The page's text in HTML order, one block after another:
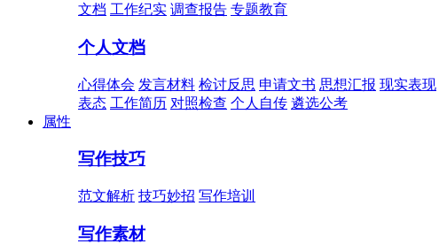
文档 工作纪实 调查报告 专题教育
个人文档
心得体会 发言材料 检讨反思 申请文书 思想汇报 现实表现
表态 工作简历 对照检查 个人自传 遴选公考
属性
写作技巧
范文解析 技巧妙招 写作培训
写作素材